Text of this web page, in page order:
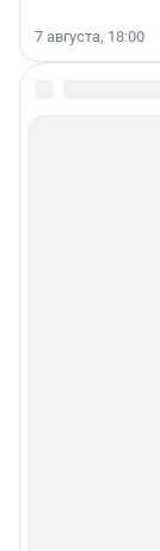
7 августа, 18:00